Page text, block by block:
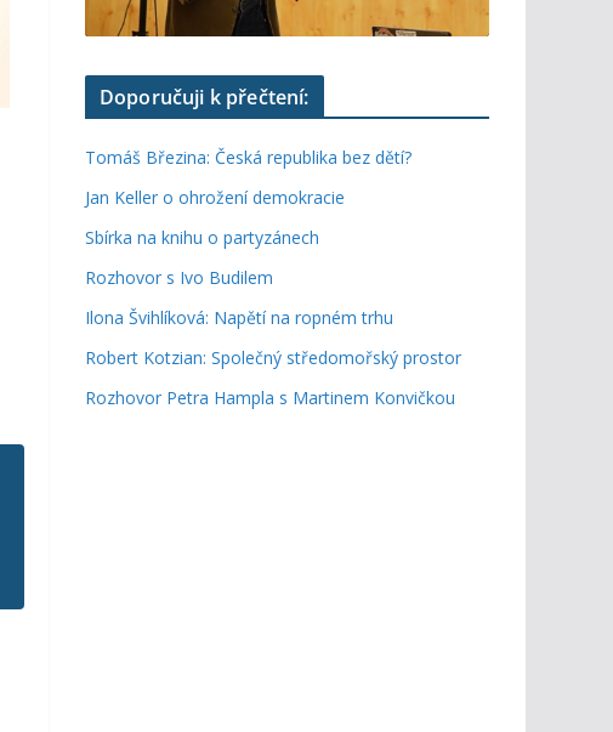
Doporučuji k přečtení:
Tomáš Březina: Česká republika bez dětí?
Jan Keller o ohrožení demokracie
Sbírka na knihu o partyzánech
Rozhovor s Ivo Budilem
Ilona Švihlíková: Napětí na ropném trhu
Robert Kotzian: Společný středomořský prostor
Rozhovor Petra Hampla s Martinem Konvičkou